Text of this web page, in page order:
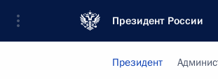
Президент России
Президент